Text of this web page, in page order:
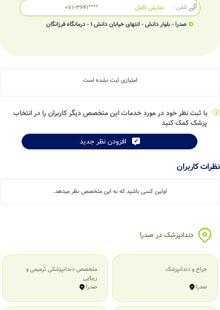
تلفن: 071-3641****
نمایش کامل
صدرا - بلوار دانش - انتهای خیابان دانش 1 - درمانگاه فرزانگان
امتیازی ثبت نشده است
با ثبت نظر خود در مورد خدمات این متخصص دیگر کاربران را در انتخاب
پزشک کمک کنید
افزودن نظر جدید
نظرات کاربران
اولین کسی باشید که به این متخصص نظر میدهد.
دندانپزشک در صدرا
جراح و دندانپزشک
صدرا
متخصص دندانپزشکی ترمیمی و
زیبایی
صدرا